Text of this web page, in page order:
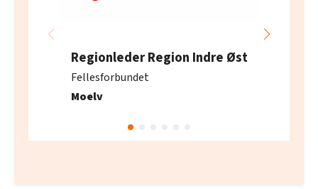
Regionleder Region Indre Øst
Fellesforbundet
Moelv